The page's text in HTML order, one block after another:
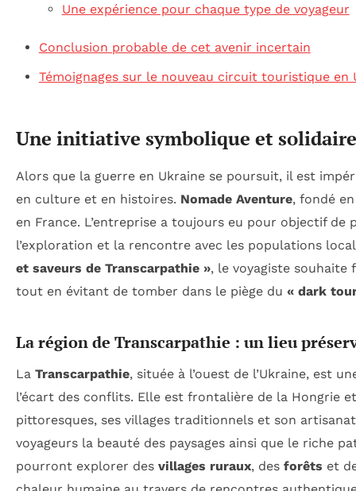
Une expérience pour chaque type de voyageur
Conclusion probable de cet avenir incertain
Témoignages sur le nouveau circuit touristique en
Une initiative symbolique et solidaire
Alors que la guerre en Ukraine se poursuit, il est
en culture et en histoires. Nomade Aventure, fondé
en France. L’entreprise a toujours eu pour objectif de
l’exploration et la rencontre avec les populations
et saveurs de Transcarpathie », le voyagiste souhaite
tout en évitant de tomber dans le piège du « dark
La région de Transcarpathie : un lieu
La Transcarpathie, située à l’ouest de l’Ukraine, est
l’écart des conflits. Elle est frontalière de la Hongrie
pittoresques, ses villages traditionnels et son
voyageurs la beauté des paysages ainsi que le riche
pourront explorer des villages ruraux, des forêts et